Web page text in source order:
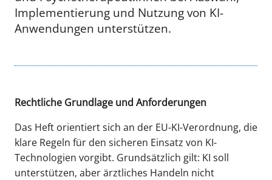
Implementierung und Nutzung von KI-
Anwendungen unterstützen.
Rechtliche Grundlage und Anforderungen
Das Heft orientiert sich an der EU-KI-Verordnung, die
klare Regeln für den sicheren Einsatz von KI-
Technologien vorgibt. Grundsätzlich gilt: KI soll
unterstützen, aber ärztliches Handeln nicht